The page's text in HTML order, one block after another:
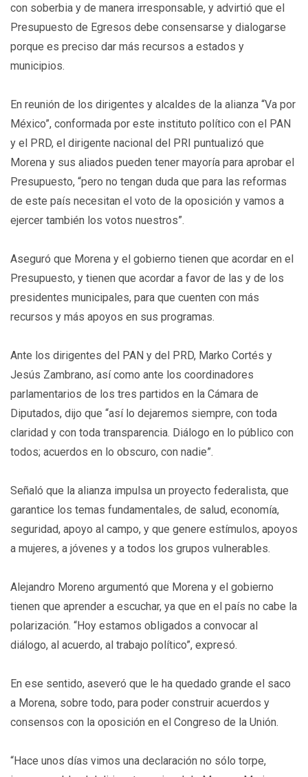
con soberbia y de manera irresponsable, y advirtió que el
Presupuesto de Egresos debe consensarse y dialogarse
porque es preciso dar más recursos a estados y
municipios.
En reunión de los dirigentes y alcaldes de la alianza “Va por
México”, conformada por este instituto político con el PAN
y el PRD, el dirigente nacional del PRI puntualizó que
Morena y sus aliados pueden tener mayoría para aprobar el
Presupuesto, “pero no tengan duda que para las reformas
de este país necesitan el voto de la oposición y vamos a
ejercer también los votos nuestros”.
Aseguró que Morena y el gobierno tienen que acordar en el
Presupuesto, y tienen que acordar a favor de las y de los
presidentes municipales, para que cuenten con más
recursos y más apoyos en sus programas.
Ante los dirigentes del PAN y del PRD, Marko Cortés y
Jesús Zambrano, así como ante los coordinadores
parlamentarios de los tres partidos en la Cámara de
Diputados, dijo que “así lo dejaremos siempre, con toda
claridad y con toda transparencia. Diálogo en lo público con
todos; acuerdos en lo obscuro, con nadie”.
Señaló que la alianza impulsa un proyecto federalista, que
garantice los temas fundamentales, de salud, economía,
seguridad, apoyo al campo, y que genere estímulos, apoyos
a mujeres, a jóvenes y a todos los grupos vulnerables.
Alejandro Moreno argumentó que Morena y el gobierno
tienen que aprender a escuchar, ya que en el país no cabe la
polarización. “Hoy estamos obligados a convocar al
diálogo, al acuerdo, al trabajo político”, expresó.
En ese sentido, aseveró que le ha quedado grande el saco
a Morena, sobre todo, para poder construir acuerdos y
consensos con la oposición en el Congreso de la Unión.
“Hace unos días vimos una declaración no sólo torpe,